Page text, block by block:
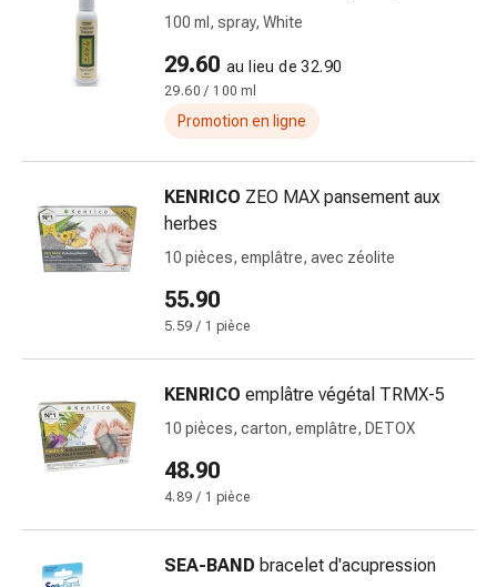
accessoires
Mouchoirs
Rhume
Soins
des
brûlures
Bandes
élastiques
Compresses
Pansements
pour
Pansements
100 ml, spray, White
29.60 au lieu de 32.90
29.60 / 100 ml
Promotion en ligne
KENRICO ZEO MAX pansement aux
herbes
10 pièces, emplâtre, avec zéolite
55.90
5.59 / 1 pièce
KENRICO emplâtre végétal TRMX-5
10 pièces, carton, emplâtre, DETOX
48.90
4.89 / 1 pièce
SEA-BAND bracelet d'acupression